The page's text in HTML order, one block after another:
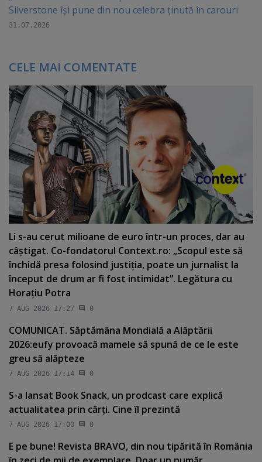
Silverstone își pune din nou celebra ținută în carouri
31.07.2026
CELE MAI COMENTATE
Li s-au cerut milioane de euro într-un proces, dar au
câştigat. Co-fondatorul Context.ro: „Scopul este să
închidă presa folosind justiţia, poate un jurnalist la
început de drum ar fi fost intimidat”. Legătura cu
Horaţiu Potra
7 AUG 2026 17:27 0
COMUNICAT. Săptămâna Mondială a Alăptării
2026:eufy provoacă mamele să spună de ce le este
greu să alăpteze
7 AUG 2026 17:14 0
S-a lansat Book Snack, un prodcast care explică
actualitatea prin cărţi. Cine îl prezintă
7 AUG 2026 17:00 0
E pe bune! Revista BRAVO, din nou tipărită în România